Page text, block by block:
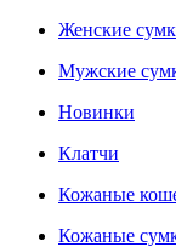
Женские
Мужские
Новинки
Клатчи
Кожаные
Кожаные